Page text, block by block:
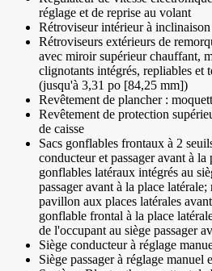
réglage et de reprise au volant
Rétroviseur intérieur à
Rétroviseurs extérieurs de
avec miroir supérieur chauffant,
clignotants intégrés, repliables et
(jusqu'à 3,31 po [84,25 mm])
Revêtement de plancher :
Revêtement de protection
de caisse
Sacs gonflables frontaux à 2
conducteur et passager avant à la
gonflables latéraux intégrés au
passager avant à la place
pavillon aux places latérales
gonflable frontal à la place
de l'occupant au siège passager
Siège conducteur à réglage
Siège passager à réglage manuel